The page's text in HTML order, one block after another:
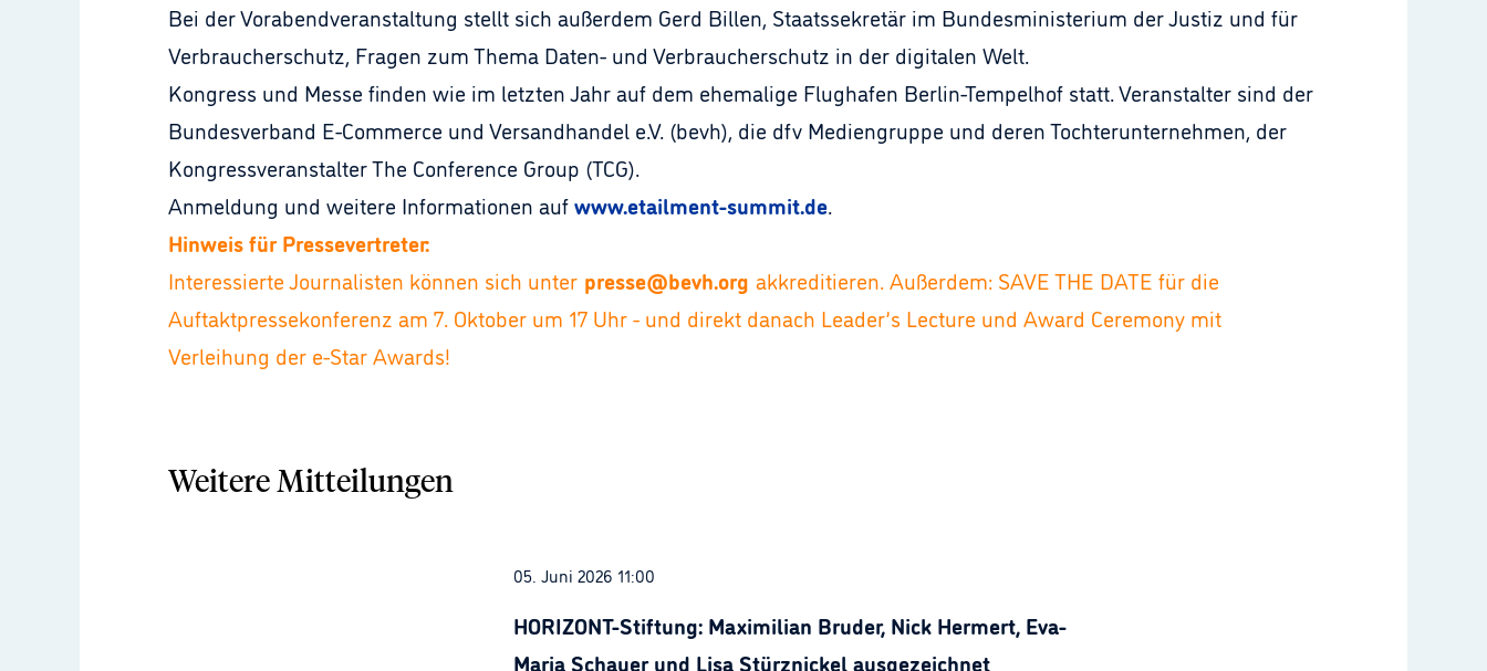
Bei der Vorabendveranstaltung stellt sich außerdem Gerd Billen, Staatssekretär im Bundesministerium der Justiz und für
Verbraucherschutz, Fragen zum Thema Daten- und Verbraucherschutz in der digitalen Welt.
Kongress und Messe finden wie im letzten Jahr auf dem ehemalige Flughafen Berlin-Tempelhof statt. Veranstalter sind der
Bundesverband E-Commerce und Versandhandel e.V. (bevh), die dfv Mediengruppe und deren Tochterunternehmen, der
Kongressveranstalter The Conference Group (TCG).
Anmeldung und weitere Informationen aufwww.etailment-summit.de.
Hinweis für Pressevertreter:
Interessierte Journalisten können sich unter presse@bevh.org akkreditieren. Außerdem: SAVE THE DATE für die
Auftaktpressekonferenz am 7. Oktober um 17 Uhr - und direkt danach Leader’s Lecture und Award Ceremony mit
Verleihung der e-Star Awards!
Weitere Mitteilungen
05. Juni 2026 11:00
HORIZONT-Stiftung: Maximilian Bruder, Nick Hermert, Eva-
Maria Schauer und Lisa Stürznickel ausgezeichnet